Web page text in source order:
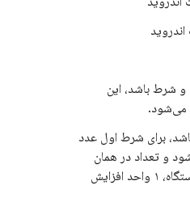
این
اول عدد
همان
دستگاه، ۱ واحد افزایش